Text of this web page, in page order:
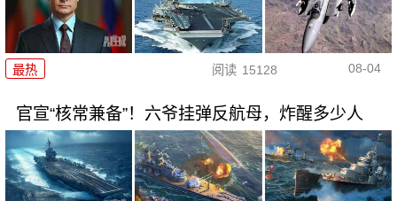
最热 阅读 15128 08-04
官宣“核常兼备”！六爷挂弹反航母，炸醒多少人